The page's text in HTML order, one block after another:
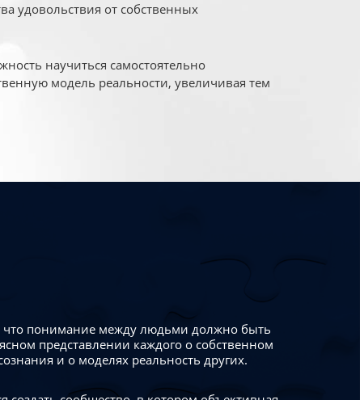
удовольствия от собственных
научиться самостоятельно
модель реальности, увеличивая тем
понимание между людьми должно быть
представлении каждого о собственном
и о моделях реальность других.